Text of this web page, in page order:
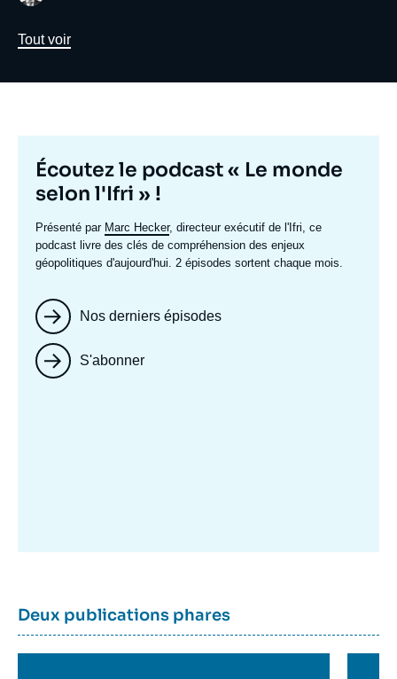
Lien
Tout voir
Titre
mis
en
avant
Écoutez le podcast « Le monde
selon l'Ifri » !
Texte
accroche
Présenté par Marc Hecker, directeur exécutif de l'Ifri, ce
podcast livre des clés de compréhension des enjeux
géopolitiques d'aujourd'hui. 2 épisodes sortent chaque mois.
Nos derniers épisodes
S'abonner
Dernière
parutions
Titre
container
Deux publications phares